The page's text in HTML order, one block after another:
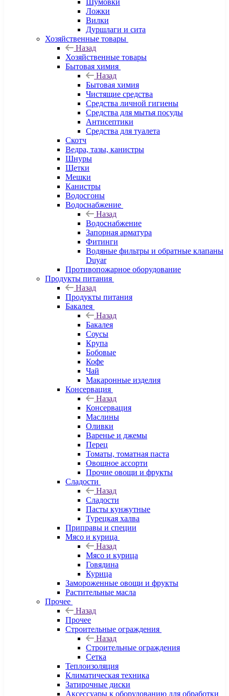
Шумовки
Ложки
Вилки
Дуршлаги и сита
Хозяйственные товары
Назад
Хозяйственные товары
Бытовая химия
Назад
Бытовая химия
Чистящие средства
Средства личной гигиены
Средства для мытья посуды
Антисептики
Средства для туалета
Скотч
Ведра, тазы, канистры
Шнуры
Щетки
Мешки
Канистры
Водосгоны
Водоснабжение
Назад
Водоснабжение
Запорная арматура
Фитинги
Водяные фильтры и обратные клапаны
Duyar
Противопожарное оборудование
Продукты питания
Назад
Продукты питания
Бакалея
Назад
Бакалея
Соусы
Крупа
Бобовые
Кофе
Чай
Макаронные изделия
Консервация
Назад
Консервация
Маслины
Оливки
Варенье и джемы
Перец
Томаты, томатная паста
Овощное ассорти
Прочие овощи и фрукты
Сладости
Назад
Сладости
Пасты кунжутные
Турецкая халва
Приправы и специи
Мясо и курица
Назад
Мясо и курица
Говядина
Курица
Замороженные овощи и фрукты
Растительные масла
Прочее
Назад
Прочее
Строительные ограждения
Назад
Строительные ограждения
Сетка
Теплоизоляция
Климатическая техника
Затирочные диски
Аксессуары к оборудованию для обработки